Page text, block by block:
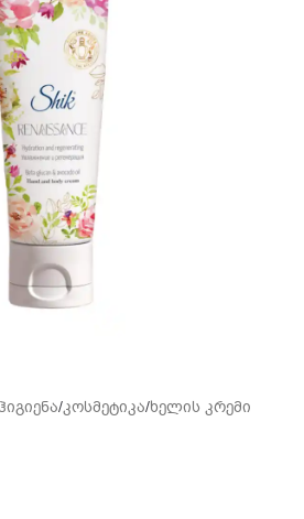
/კოსმეტიკა/ხელის კრემი